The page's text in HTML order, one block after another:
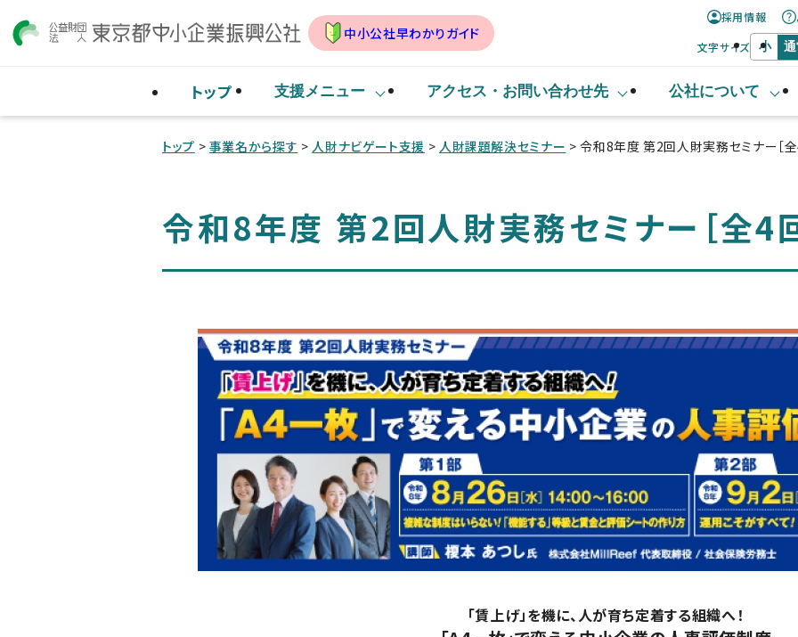
中小公社早わかりガイド
採用情報
文字サイズ 小
トップ 支援メニュー アクセス・ お問い合わせ先 公社について
トップ > 事業名から探す >人財ナビゲート支援 > 人財課題解決セミナー > 令和8年度 第2回人財実務セミナー［全
令和8年度 第2回人財実務セミナー［全4
「賃上げ」を機に、人が育ち定着する組織へ！